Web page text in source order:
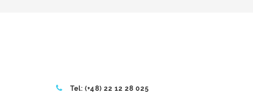
Tel: (+48) 22 12 28 025